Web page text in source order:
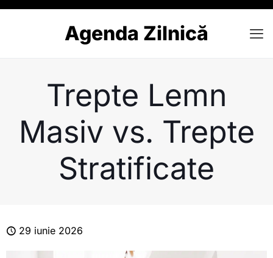
Agenda Zilnică
Trepte Lemn
Masiv vs. Trepte
Stratificate
29 iunie 2026